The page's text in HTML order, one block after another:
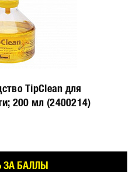
TipClean для
200 мл (2400214)
ЗА БАЛЛЫ